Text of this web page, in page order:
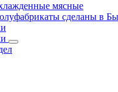
мясные
сделаны в